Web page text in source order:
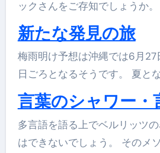
ックさんをご存知でしょうか
新たな発見の旅
梅雨明け予想は沖縄では6月27日、関東では7月21
日ごろとなるそうです。 夏と
言葉のシャワー・
多言語を語る上でベルリッツの名前を忘れること
はできないでしょう。 そのメ